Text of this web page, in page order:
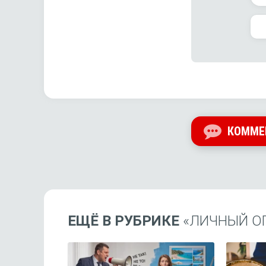
ЕЩЁ В РУБРИКЕ «ЛИЧНЫЙ